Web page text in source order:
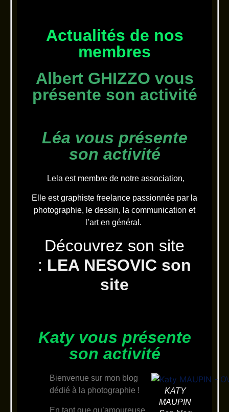
Actualités de nos
membres
Albert GHIZZO vous
présente son activité
Léa vous présente
son activité
Lela est membre de notre association,
Elle est graphiste freelance passionnée par la
photographie, le dessin, la communication et
l’art en général.
Découvrez son site
: LEA NESOVIC son
site
Katy vous présente
son activité
Bienvenue sur mon blog
dédié à la photographie !
En tant que qu’amoureuse
KATY
MAUPIN